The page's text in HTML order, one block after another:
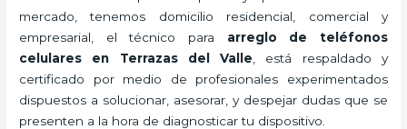
mercado, tenemos domicilio residencial, comercial y
empresarial, el técnico para arreglo de teléfonos
celulares en Terrazas del Valle , está respaldado y
certificado por medio de profesionales experimentados
dispuestos a solucionar, asesorar, y despejar dudas que se
presenten a la hora de diagnosticar tu dispositivo.